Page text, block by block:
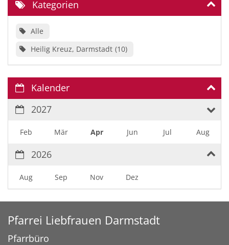
Kategorien
Alle
Heilig Kreuz, Darmstadt 10
Kalender
2027
Feb Mär Apr Jun Jul Aug
2026
Aug Sep Nov Dez
Pfarrei Liebfrauen Darmstadt
Pfarrbüro